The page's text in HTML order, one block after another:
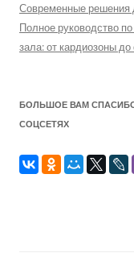
Современные решения
Полное руководство
зала: от кардиозоны
БОЛЬШОЕ ВАМ
СОЦСЕТЯХ